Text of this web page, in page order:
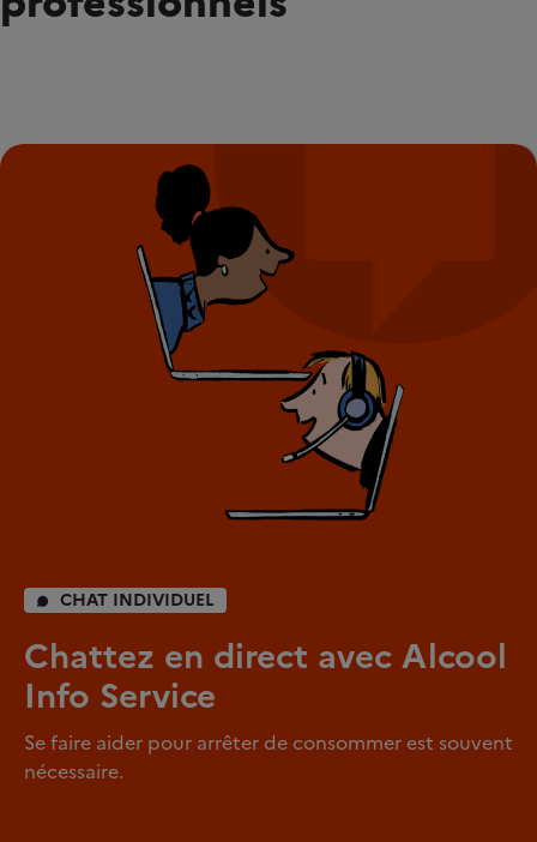
CHAT INDIVIDUEL
Chattez en direct avec Alcool
Info Service
Se faire aider pour arrêter de consommer est souvent
nécessaire.